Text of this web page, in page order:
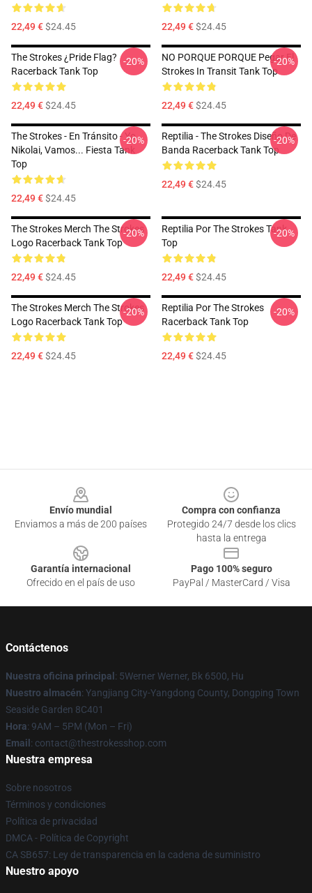
22,49 €$24.45 22,49 €$24.45
The Strokes ¿Pride Flag?
Racerback Tank Top
22,49 €$24.45
-20%
NO PORQUE PORQUE Pegar El
Strokes In Transit Tank Top
22,49 €$24.45
-20%
The Strokes - En Tránsito - Yo
Nikolai, Vamos... Fiesta Tank
Top
22,49 €$24.45
-20%
Reptilia - The Strokes Diseño De
Banda Racerback Tank Top
22,49 €$24.45
-20%
The Strokes Merch The Strokes
Logo Racerback Tank Top
22,49 €$24.45
-20%
Reptilia Por The Strokes Tank
Top
22,49 €$24.45
-20%
The Strokes Merch The Strokes
Logo Racerback Tank Top
22,49 €$24.45
-20%
Reptilia Por The Strokes
Racerback Tank Top
22,49 €$24.45
-20%
Envío mundial
Enviamos a más de 200 países
Compra con confianza
Protegido 24/7 desde los clics
hasta la entrega
Garantía internacional
Ofrecido en el país de uso
Pago 100% seguro
PayPal / MasterCard / Visa
Contáctenos
Nuestra oficina principal : 5Werner Werner, Bk 6500, Hu
Nuestro almacén: Yangjiang City-Yangdong County, Dongping Town
Seaside Garden 8C401
Hora: 9AM – 5PM (Mon – Fri)
Email : contact@thestrokesshop.com
Nuestra empresa
Sobre nosotros
Términos y condiciones
Política de privacidad
DMCA - Política de Copyright
CA SB657: Ley de transparencia en la cadena de suministro
Nuestro apoyo